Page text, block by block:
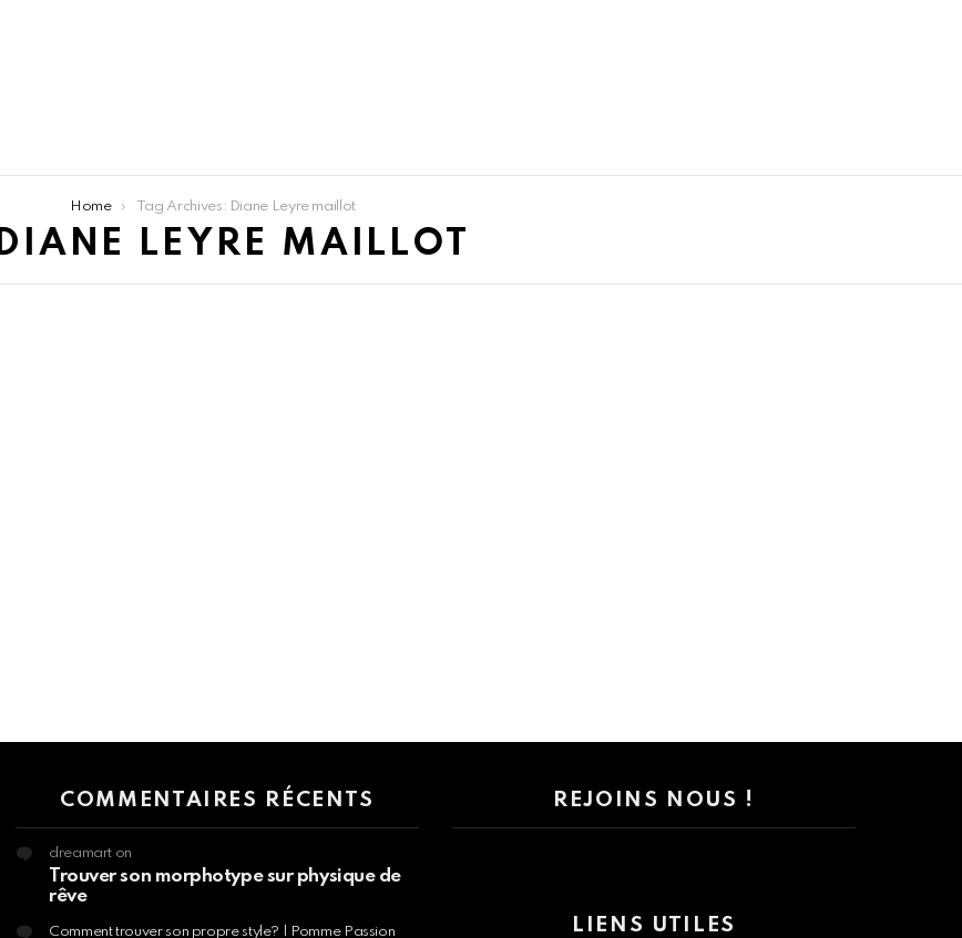
Home Tag Archives: Diane Leyre maillot
DIANE LEYRE MAILLOT
COMMENTAIRES RÉCENTS
dreamart on
Trouver son morphotype sur physique de
rêve
Comment trouver son propre style? | Pomme Passion
REJOINS NOUS !
LIENS UTILES